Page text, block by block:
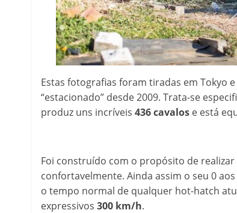
Estas fotografias foram tiradas em Tokyo
“estacionado” desde 2009. Trata-se
produz uns incríveis 436 cavalos e está
Foi construído com o propósito de
confortavelmente. Ainda assim o seu 0
o tempo normal de qualquer hot-hatch
expressivos 300 km/h.